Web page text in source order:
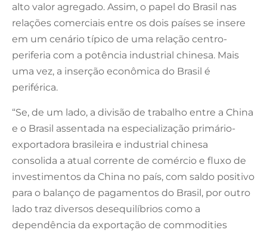
alto valor agregado. Assim, o papel do Brasil nas
relações comerciais entre os dois países se insere
em um cenário típico de uma relação centro-
periferia com a potência industrial chinesa. Mais
uma vez, a inserção econômica do Brasil é
periférica.
“Se, de um lado, a divisão de trabalho entre a China
e o Brasil assentada na especialização primário-
exportadora brasileira e industrial chinesa
consolida a atual corrente de comércio e fluxo de
investimentos da China no país, com saldo positivo
para o balanço de pagamentos do Brasil, por outro
lado traz diversos desequilíbrios como a
dependência da exportação de commodities